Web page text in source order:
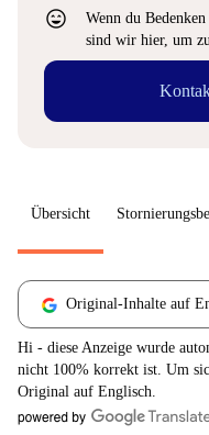
sentiment_very_satisfied
Wenn du
sind wir hier, um
Übersicht
Original-Inhalte auf
Hi - diese Anzeige wurde
nicht 100% korrekt ist. Um
Original auf Englisch.